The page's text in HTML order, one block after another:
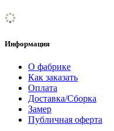
Информация
О фабрике
Как заказать
Оплата
Доставка/Сборка
Замер
Публичная оферта